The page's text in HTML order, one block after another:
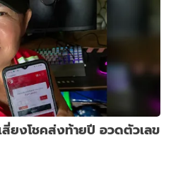
ยงโชคส่งท้ายปี อวดตัวเลข